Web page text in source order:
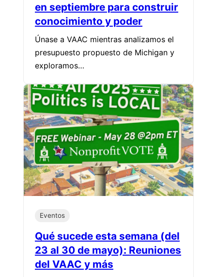
en septiembre para construir
conocimiento y poder
Únase a VAAC mientras analizamos el
presupuesto propuesto de Michigan y
exploramos…
Eventos
Qué sucede esta semana (del
23 al 30 de mayo): Reuniones
del VAAC y más